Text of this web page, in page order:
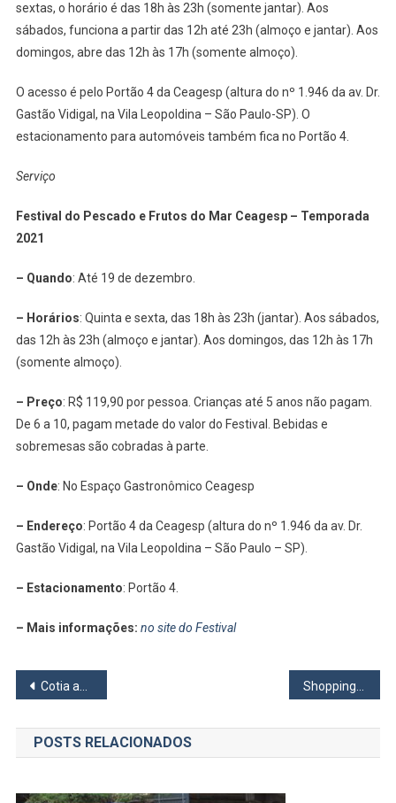
sextas, o horário é das 18h às 23h (somente jantar). Aos
sábados, funciona a partir das 12h até 23h (almoço e jantar). Aos
domingos, abre das 12h às 17h (somente almoço).
O acesso é pelo Portão 4 da Ceagesp (altura do nº 1.946 da av. Dr.
Gastão Vidigal, na Vila Leopoldina – São Paulo-SP). O
estacionamento para automóveis também fica no Portão 4.
Serviço
Festival do Pescado e Frutos do Mar Ceagesp – Temporada
2021
– Quando: Até 19 de dezembro.
– Horários: Quinta e sexta, das 18h às 23h (jantar). Aos sábados,
das 12h às 23h (almoço e jantar). Aos domingos, das 12h às 17h
(somente almoço).
– Preço: R$ 119,90 por pessoa. Crianças até 5 anos não pagam.
De 6 a 10, pagam metade do valor do Festival. Bebidas e
sobremesas são cobradas à parte.
– Onde: No Espaço Gastronômico Ceagesp
– Endereço: Portão 4 da Ceagesp (altura do nº 1.946 da av. Dr.
Gastão Vidigal, na Vila Leopoldina – São Paulo – SP).
– Estacionamento: Portão 4.
– Mais informações: no site do Festival
Navegação
de
Post
Cotia aplica dose adicional em pessoas com viagem marcada para países que ainda não aceitam a Coronavac
POSTS RELACIONADOS